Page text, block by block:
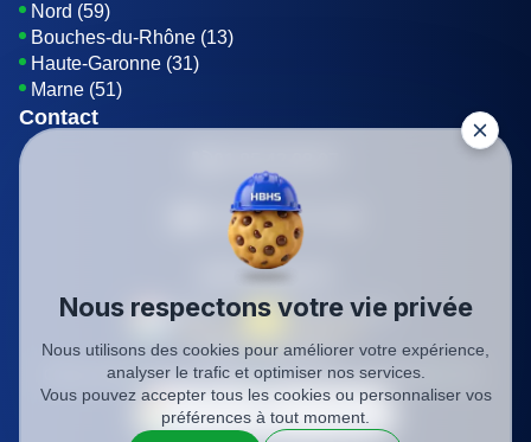
Nord (59)
Bouches-du-Rhône (13)
Haute-Garonne (31)
Marne (51)
Contact
Envoyer un E-mail
Être rappelé
SIREN: 819116823
Charte qualité Mentions légales Politique de confidentialité
Nous respectons votre vie privée
Nous utilisons des cookies pour améliorer votre expérience,
analyser le trafic et optimiser nos services.
Vous pouvez accepter tous les cookies ou personnaliser vos
préférences à tout moment.